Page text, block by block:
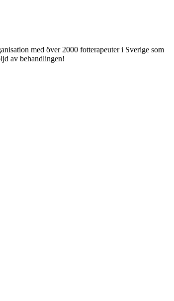
med över 2000 fotterapeuter i Sverige som
av behandlingen!